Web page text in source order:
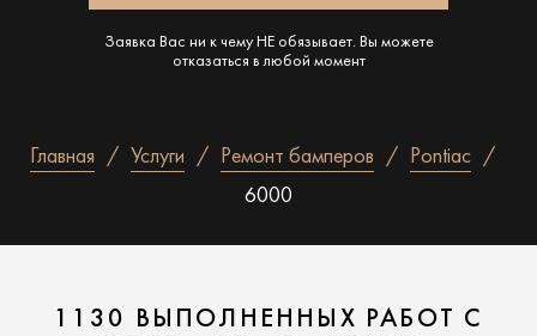
Заявка Вас ни к чему НЕ обязывает. Вы можете
отказаться в любой момент
Главная Услуги Ремонт бамперов
Pontiac
6000
1130 ВЫПОЛНЕННЫХ РАБОТ С